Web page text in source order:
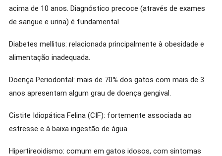
acima de 10 anos. Diagnóstico precoce (através de exames
de sangue e urina) é fundamental.
Diabetes mellitus: relacionada principalmente à obesidade e
alimentação inadequada.
Doença Periodontal: mais de 70% dos gatos com mais de 3
anos apresentam algum grau de doença gengival.
Cistite Idiopática Felina (CIF): fortemente associada ao
estresse e à baixa ingestão de água.
Hipertireoidismo: comum em gatos idosos, com sintomas